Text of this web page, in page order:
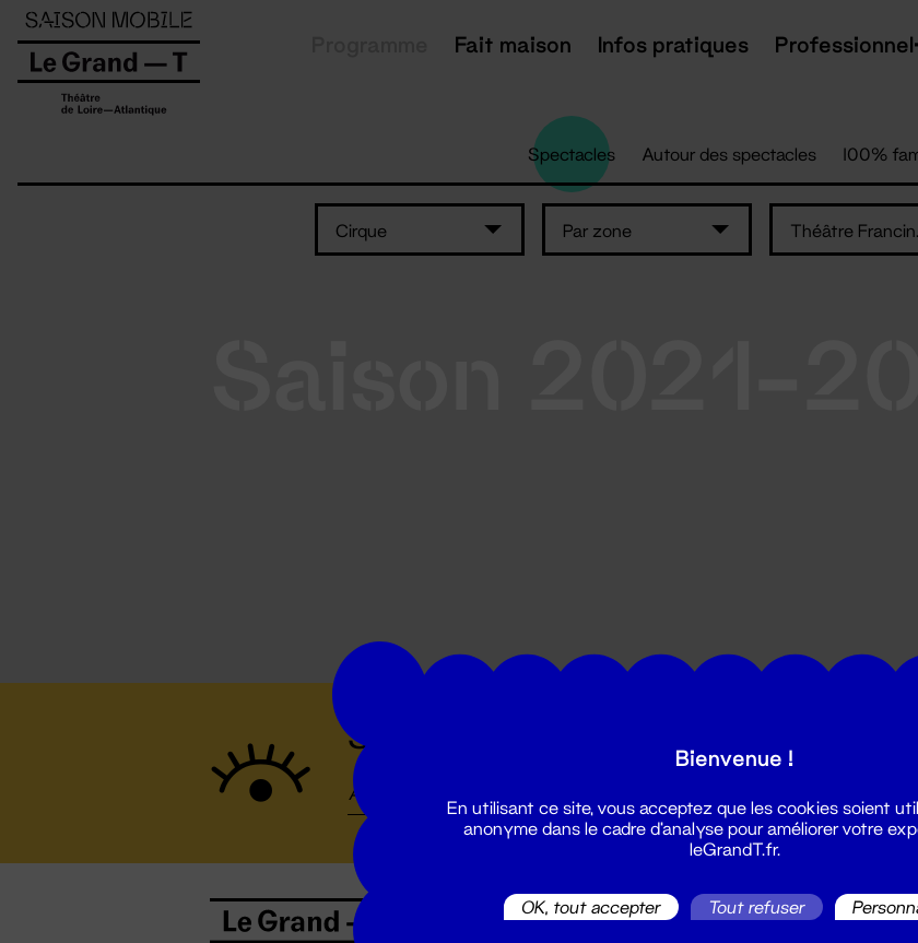
Fait maison Infos pratiques
Spectacles Autour des spectacles 100%
Cirque Par zone
Suivez toutes les actualités du Grand
Billetterie
Panneau de gestion des cookies
Bienvenue !
En utilisant ce site, vous acceptez que les cookies soient
anonyme dans le cadre d'analyse pour améliorer votre
leGrandT.fr.
OK, tout accepter Tout refuser